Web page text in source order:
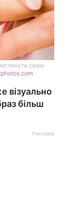
свою
візуально
більш
Реклама